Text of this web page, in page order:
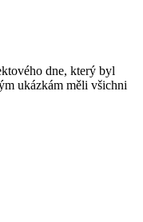
dne, který byl
ukázkám měli všichni